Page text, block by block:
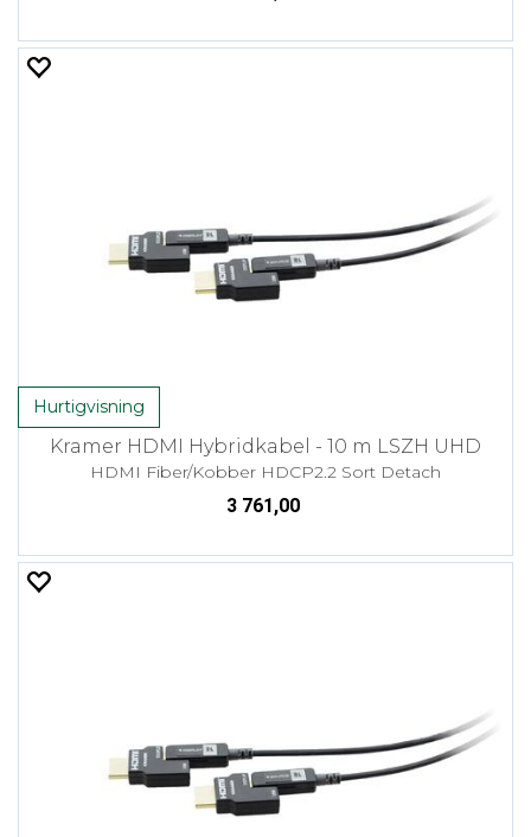
Hurtigvisning
Kramer HDMI Hybridkabel - 10 m LSZH UHD
HDMI Fiber/Kobber HDCP2.2 Sort Detach
3 761,00